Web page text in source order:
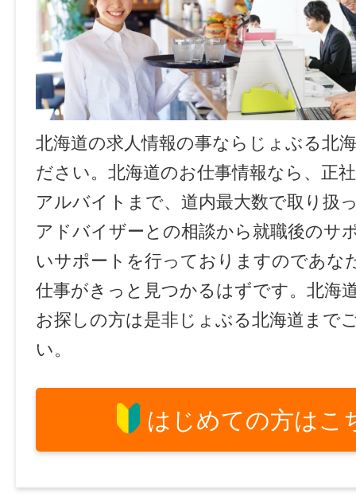
北海道の求人情報の事ならじょぶる北
ださい。北海道のお仕事情報なら、正
アルバイトまで、道内最大数で取り扱
アドバイザーとの相談から就職後のサ
いサポートを行っておりますのであな
仕事がきっと見つかるはずです。北海
お探しの方は是非じょぶる北海道まで
い。
はじめての方はこ